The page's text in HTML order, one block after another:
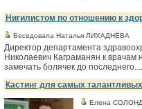
Нигилистом по отношению к
Беседовала Наталья ЛИХАДНЁВА
Директор департамента
Николаевич Каграманян к врачам
замечать болячек до последнего....
Кастинг для самых талантливых
Елена